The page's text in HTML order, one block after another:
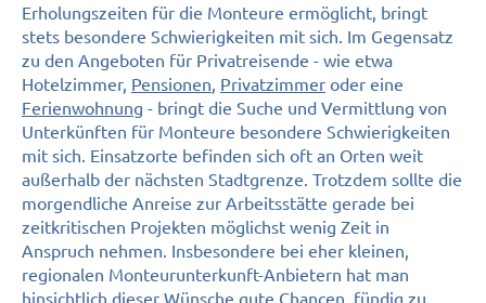
Erholungszeiten für die Monteure ermöglicht, bringt
stets besondere Schwierigkeiten mit sich. Im Gegensatz
zu den Angeboten für Privatreisende - wie etwa
Hotelzimmer, Pensionen, Privatzimmer oder eine
Ferienwohnung - bringt die Suche und Vermittlung von
Unterkünften für Monteure besondere Schwierigkeiten
mit sich. Einsatzorte befinden sich oft an Orten weit
außerhalb der nächsten Stadtgrenze. Trotzdem sollte die
morgendliche Anreise zur Arbeitsstätte gerade bei
zeitkritischen Projekten möglichst wenig Zeit in
Anspruch nehmen. Insbesondere bei eher kleinen,
regionalen Monteurunterkunft-Anbietern hat man
hinsichtlich dieser Wünsche gute Chancen, fündig zu